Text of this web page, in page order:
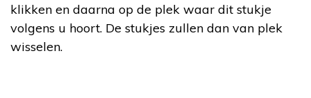
klikken en daarna op de plek waar dit stukje
volgens u hoort. De stukjes zullen dan van plek
wisselen.